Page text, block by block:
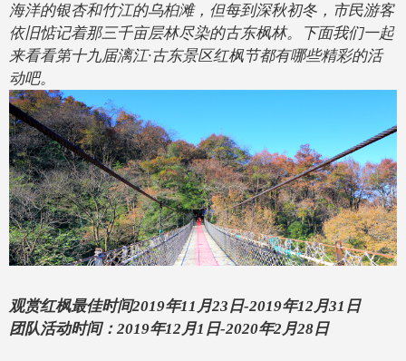
海洋的银杏和竹江的乌桕滩，但每到深秋初冬，市民游客
依旧惦记着那三千亩层林尽染的古东枫林。下面我们一起
来看看第十九届漓江·古东景区红枫节都有哪些精彩的活
动吧。
观赏红枫最佳时间2019年11月23日-2019年12月31日
团队活动时间： 2019年12月1日-2020年2月28日